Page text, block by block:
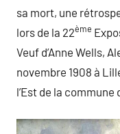
sa mort, une
lors de la 22ème
Veuf d’Anne Wells,
novembre 1908 à
l’Est de la